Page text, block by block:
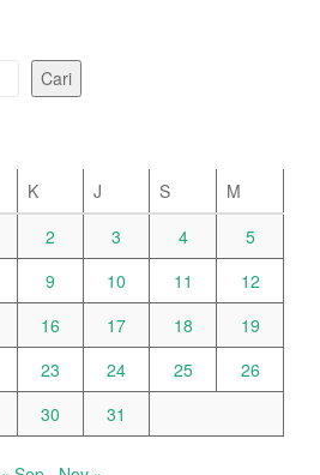
Cari
K J S
M
2 3 4
5
9 10 11
12
16 17 18
19
23 24 25
26
30 31